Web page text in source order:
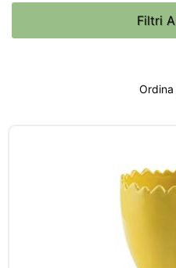
Filtri